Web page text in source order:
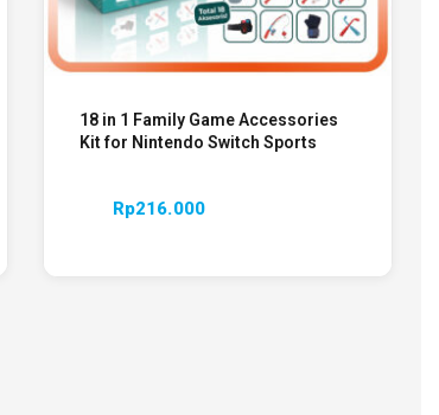
18 in 1 Family Game Accessories
Kit for Nintendo Switch Sports
Rp216.000